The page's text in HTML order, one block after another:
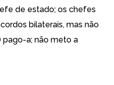
de estado; os chefes
bilaterais, mas não
pago-a; não meto a